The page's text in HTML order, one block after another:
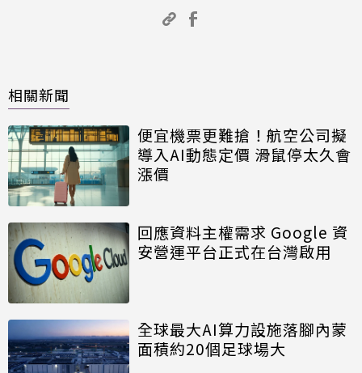
相關新聞
便宜機票更難搶！航空公司擬
導入AI動態定價 滑鼠停太久會
漲價
回應資料主權需求 Google 資
安營運平台正式在台灣啟用
全球最大AI算力設施落腳內蒙
面積約20個足球場大